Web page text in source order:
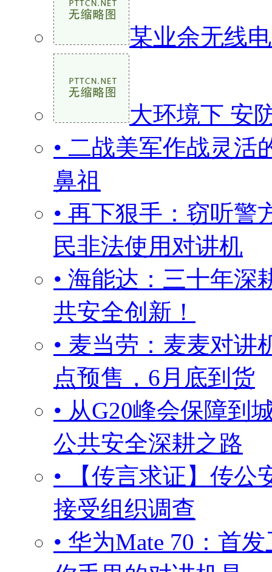
某业余无线
大环境下 安
• 二战美军作战灵活
鼻祖
• 再下狠手：窃听警
民非法使用对讲机
• 海能达：三十年深
共安全创新！
• 麦当劳：麦麦对讲
点预售，6月底到货
• 从G20峰会保障到
公共安全深耕之路
• 【传言求证】传公
接受组织调查
• 华为Mate 70：首